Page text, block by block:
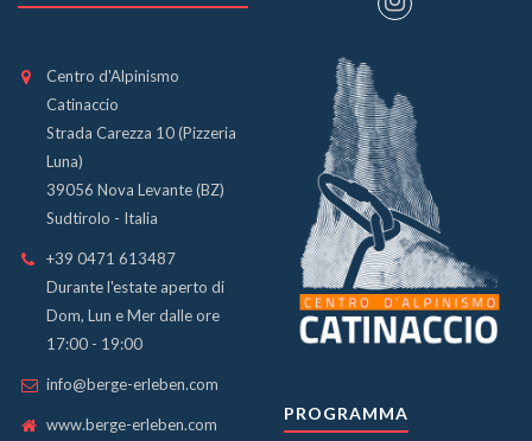
Centro d'Alpinismo
Catinaccio
Strada Carezza 10 (Pizzeria
Luna)
39056 Nova Levante (BZ)
Sudtirolo - Italia
+39 0471 613487
Durante l'estate aperto di
Dom, Lun e Mer dalle ore
17:00 - 19:00
info@berge-erleben.com
www.berge-erleben.com
PROGRAMMA